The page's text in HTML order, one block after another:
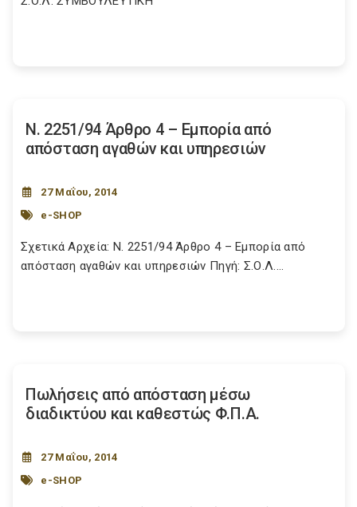
Ν. 2251/94 Άρθρο 4 – Εμπορία από
απόσταση αγαθών και υπηρεσιών
27 Μαΐου, 2014
e-SHOP
Σχετικά Αρχεία: Ν. 2251/94 Άρθρο 4 – Εμπορία από
απόσταση αγαθών και υπηρεσιών Πηγή: Σ.Ο.Λ....
Πωλήσεις από απόσταση μέσω
διαδικτύου και καθεστώς Φ.Π.Α.
27 Μαΐου, 2014
e-SHOP